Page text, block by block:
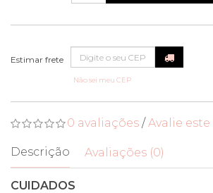
Não sei meu CEP
0 avaliações /Avalie
Descrição Avaliações (0)
CUIDADOS